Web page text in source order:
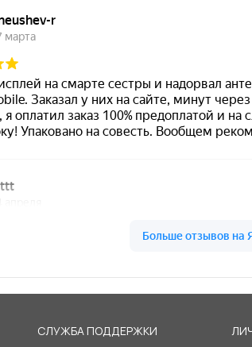
СЛУЖБА ПОДДЕРЖКИ